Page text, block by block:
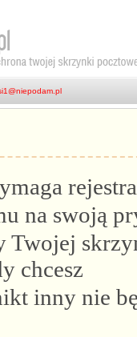
na swoją
chcesz
inny nie